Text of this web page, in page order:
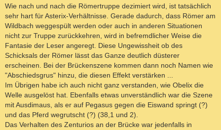
Wie nach und nach die Römertruppe dezimiert wird, ist tatsächlich
sehr hart für Asterix-Verhältnisse. Gerade dadurch, dass Römer am
Wildbach weggespült werden oder auch in anderen Situationen
nicht zur Truppe zurückkehren, wird in befremdlicher Weise die
Fantasie der Leser angeregt. Diese Ungewissheit ob des
Schicksals der Römer lässt das Ganze deutlich düsterer
erscheinen. Bei der Brückenszene kommen dann noch Namen wie
"Abschiedsgrus" hinzu, die diesen Effekt verstärken ...
Im Übrigen habe ich auch nicht ganz verstanden, wie Obelix die
Welle ausgelöst hat. Ebenfalls etwas unverständlich war die Szene
mit Ausdimaus, als er auf Pegasus gegen die Eiswand springt (?)
und das Pferd wegrutscht (?) (38,1 und 2).
Das Verhalten des Zenturios an der Brücke war jedenfalls in